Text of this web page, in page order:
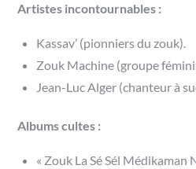
Artistes incontournables :
Kassav’ (pionniers du zouk).
Zouk Machine (groupe
Jean-Luc Alger (chanteur à
Albums cultes :
« Zouk La Sé Sél Médikaman